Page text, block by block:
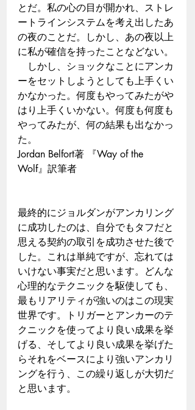
とだ。私の心の目が開かれ、ストレ
ートラインシステムを考え出したあ
の夜のことだ。しかし、あの夜以上
に私が確信を持ったことなどない。
しかし、ショックなことにアンカ
ーをセットしようとしても上手くい
かなかった。何度もやってみたがや
はり上手くいかない。何度も何度も
やってみたが、何の結果も出なかっ
た。
Jordan Belfort著 『Way of the
Wolf』訳筆者
最終的にジョルダンがアンカリング
に成功したのは、自分でもタフだと
思える契約の取引を成功させた後で
した。これは単純ですが、忘れては
いけない事実だと思います。どんな
心理的なテクニックを駆使しても、
最もリアリティが強いのはこの現実
世界です。トリガーとアンカーのテ
クニックを使ってより良い成果を挙
げる、そしてより良い成果を挙げた
らそれをベースにより強いアンカリ
ングを行う、この繰り返しが大切だ
と思います。